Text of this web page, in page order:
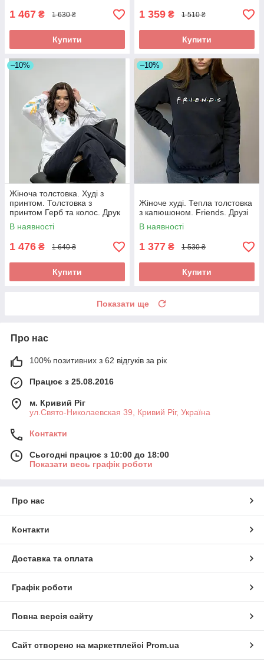
1 467 ₴ 1 630 ₴
Купити
1 359 ₴ 1 510 ₴
Купити
–10%
Жіноча толстовка. Худі з
принтом. Толстовка з
принтом Герб та колос. Друк
на рукавах.
В наявності
1 476 ₴ 1 640 ₴
Купити
–10%
Жіноче худі. Тепла толстовка
з капюшоном. Friends. Друзі
В наявності
1 377 ₴ 1 530 ₴
Купити
Показати ще
Про нас
100% позитивних з 62 відгуків за рік
Працює з 25.08.2016
м. Кривий Ріг
ул.Свято-Николаевская 39, Кривий Ріг, Україна
Контакти
Сьогодні працює з 10:00 до 18:00
Показати весь графік роботи
Про нас
Контакти
Доставка та оплата
Графік роботи
Повна версія сайту
Сайт створено на маркетплейсі Prom.ua